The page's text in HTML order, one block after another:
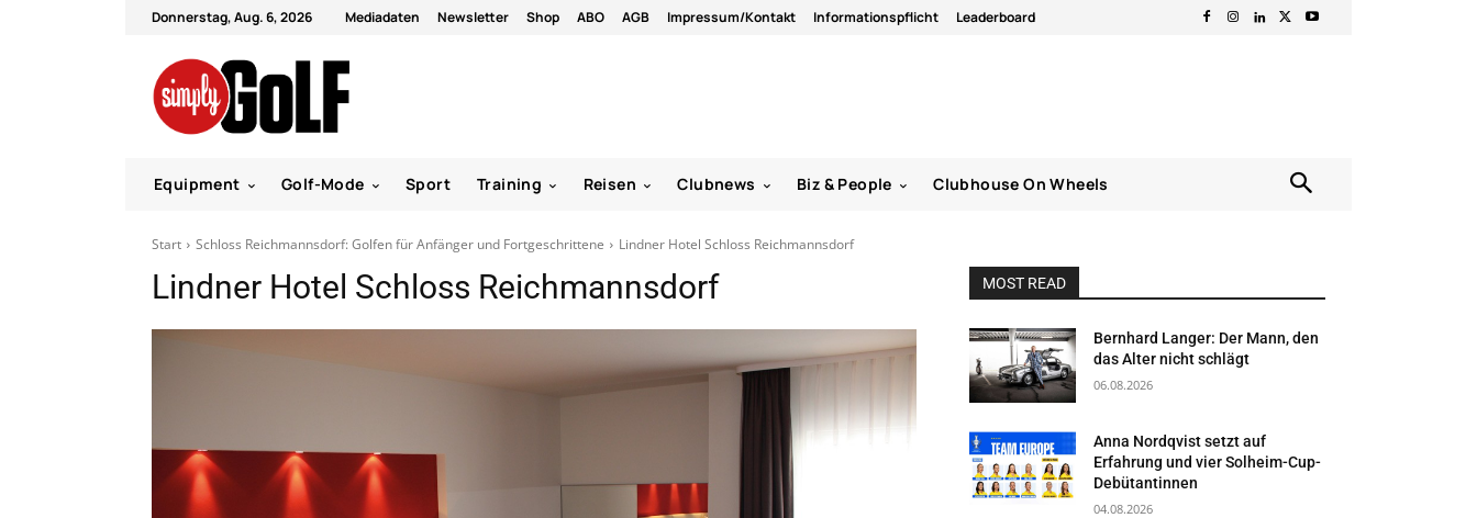
Donnerstag, Aug. 6, 2026 Mediadaten Newsletter Shop ABO AGB Impressum/Kontakt Informationspflicht Leaderboard
Equipment Golf-Mode Sport Training Reisen Clubnews Biz & People Clubhouse On Wheels
Start Schloss Reichmannsdorf: Golfen für Anfänger und Fortgeschrittene Lindner Hotel Schloss Reichmannsdorf
Lindner Hotel Schloss Reichmannsdorf MOST READ
Bernhard Langer: Der Mann, den
das Alter nicht schlägt
06.08.2026
Anna Nordqvist setzt auf
Erfahrung und vier Solheim-Cup-
Debütantinnen
04.08.2026